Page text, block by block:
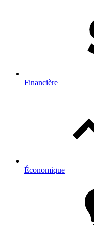
Financière
Économique